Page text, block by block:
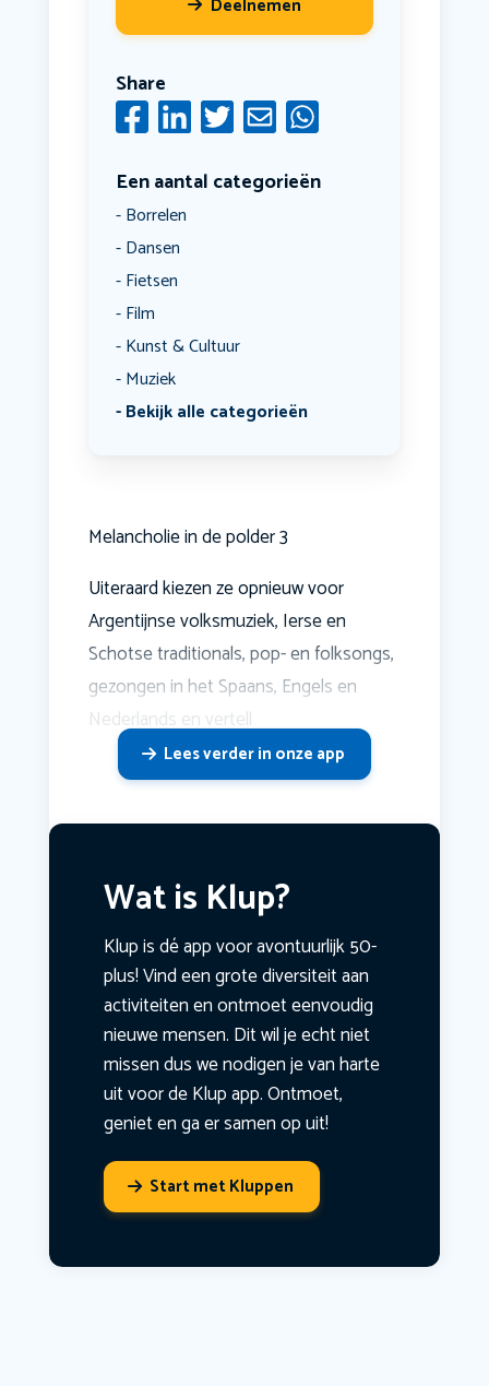
Deelnemen
Share
Een aantal categorieën
Borrelen
Dansen
Fietsen
Film
Kunst & Cultuur
Muziek
Bekijk alle categorieën
Melancholie in de polder 3
Uiteraard kiezen ze opnieuw voor
Argentijnse volksmuziek, Ierse en
Schotse traditionals, pop- en folksongs,
gezongen in het Spaans, Engels en
Nederlands en vertell
Lees verder in onze app
Wat is Klup?
Klup is dé app voor avontuurlijk 50-
plus! Vind een grote diversiteit aan
activiteiten en ontmoet eenvoudig
nieuwe mensen. Dit wil je echt niet
missen dus we nodigen je van harte
uit voor de Klup app. Ontmoet,
geniet en ga er samen op uit!
Start met Kluppen